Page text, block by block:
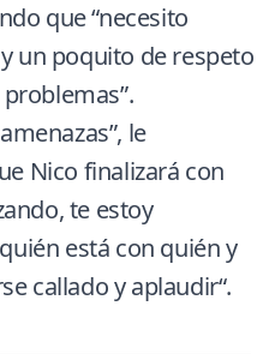
que “necesito
un poquito de respeto
le
Nico finalizará con
te estoy
está con quién y
callado y aplaudir“.